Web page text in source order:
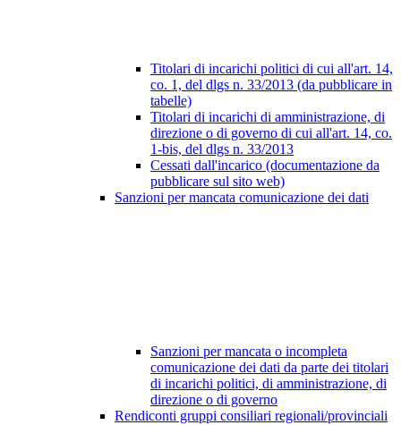
Titolari di incarichi politici di cui all'art. 14,
co. 1, del dlgs n. 33/2013 (da pubblicare in
tabelle)
Titolari di incarichi di amministrazione, di
direzione o di governo di cui all'art. 14, co.
1-bis, del dlgs n. 33/2013
Cessati dall'incarico (documentazione da
pubblicare sul sito web)
Sanzioni per mancata comunicazione dei dati
Sanzioni per mancata o incompleta
comunicazione dei dati da parte dei titolari
di incarichi politici, di amministrazione, di
direzione o di governo
Rendiconti gruppi consiliari regionali/provinciali